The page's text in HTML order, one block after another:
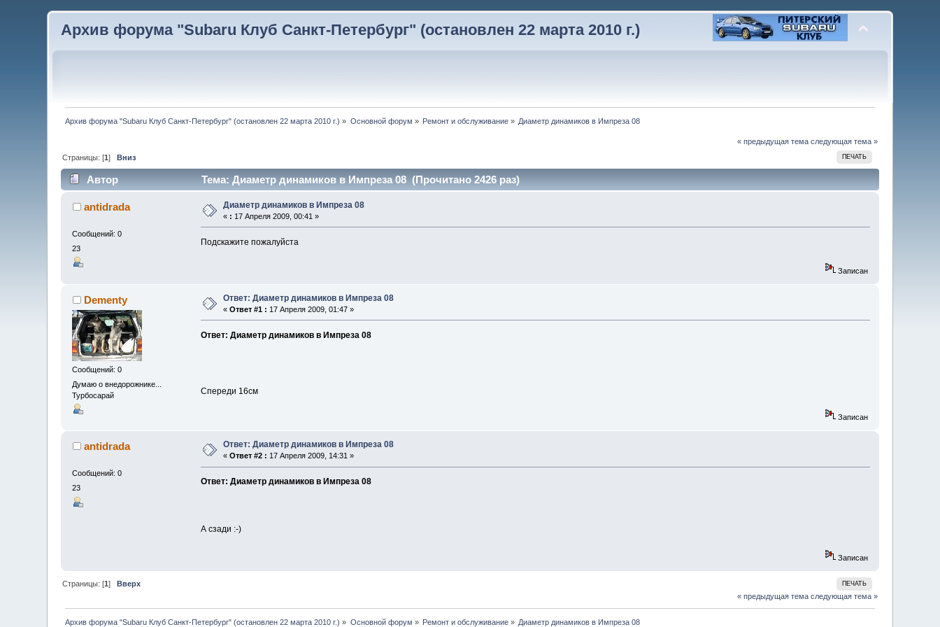
Архив форума "Subaru Клуб Санкт-Петербург" (остановлен 22 марта 2010 г.)
Архив форума "Subaru Клуб Санкт-Петербург" (остановлен 22 марта 2010 г.) » Основной форум » Ремонт и обслуживание » Диаметр динамиков в Импреза 08
« предыдущая тема следующая тема »
ПЕЧАТЬ
Страницы: [1]Вниз
Автор Тема: Диаметр динамиков в Импреза 08 (Прочитано 2426 раз)
antidrada
Сообщений: 0
23
Диаметр динамиков в Импреза 08
« : 17 Апреля 2009, 00:41 »
Подскажите пожалуйста
Записан
Dementy
Сообщений: 0
Думаю о внедорожнике...
Турбосарай
Ответ: Диаметр динамиков в Импреза 08
«Ответ #1 : 17 Апреля 2009, 01:47 »
Ответ: Диаметр динамиков в Импреза 08
Спереди 16см
Записан
antidrada
Сообщений: 0
23
Ответ: Диаметр динамиков в Импреза 08
«Ответ #2 : 17 Апреля 2009, 14:31 »
Ответ: Диаметр динамиков в Импреза 08
А сзади :-)
Записан
ПЕЧАТЬ
Страницы: [1]
Вверх
« предыдущая тема следующая тема »
Архив форума "Subaru Клуб Санкт-Петербург" (остановлен 22 марта 2010 г.) » Основной форум » Ремонт и обслуживание » Диаметр динамиков в Импреза 08